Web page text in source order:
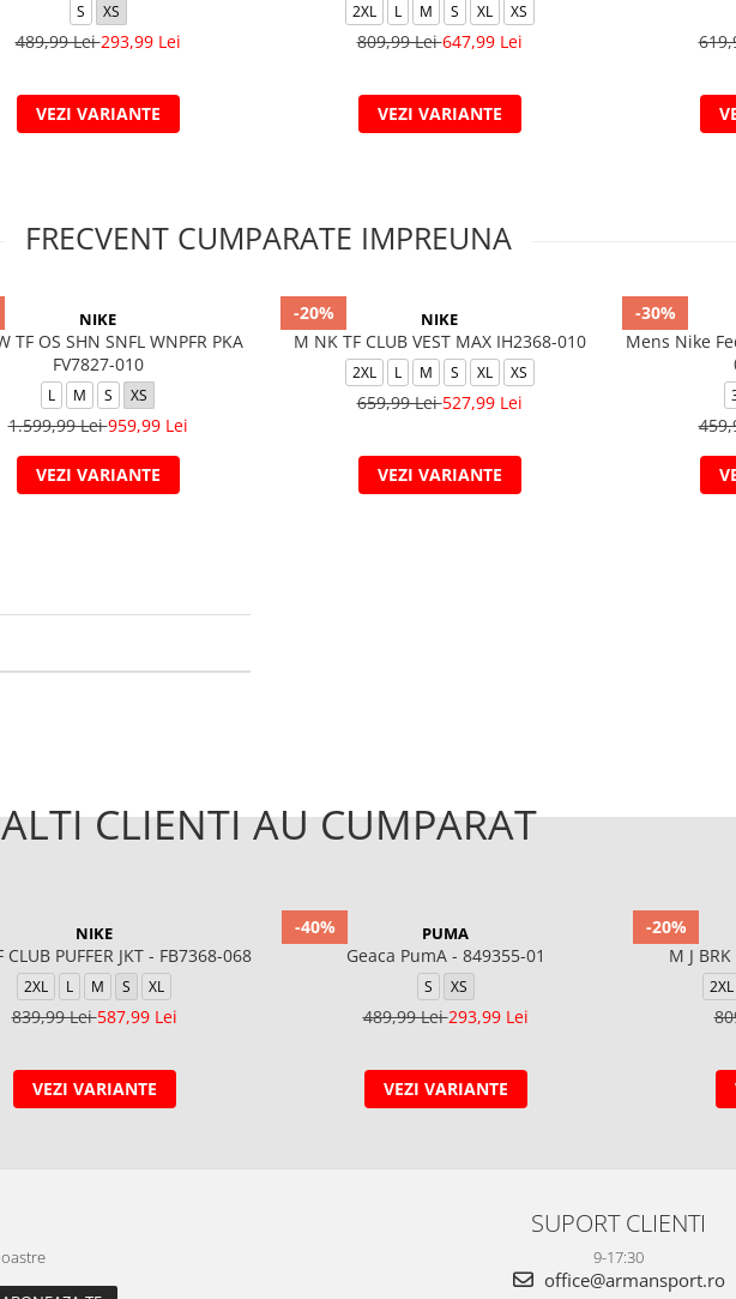
S XS
489,99 Lei293,99 Lei
VEZI VARIANTE
2XL L M S XL XS
809,99 Lei647,99 Lei
VEZI VARIANTE
FRECVENT CUMPARATE IMPREUNA
NIKE
TF OS SHN SNFL WNPFR PKA
FV7827-010
L M S XS
1.599,99 Lei959,99 Lei
VEZI VARIANTE
-20% NIKE
M NK TF CLUB VEST MAX IH2368-010
2XL L M S XL XS
659,99 Lei527,99 Lei
VEZI VARIANTE
-30%
Mens Nike
ALTI CLIENTI AU CUMPARAT
NIKE
CLUB PUFFER JKT - FB7368-068
2XL L M S XL
839,99 Lei587,99 Lei
VEZI VARIANTE
-40% PUMA
Geaca PumA - 849355-01
S XS
489,99 Lei293,99 Lei
VEZI VARIANTE
-20%
M J
2XL
SUPORT CLIENTI
9-17:30
office@armansport.ro